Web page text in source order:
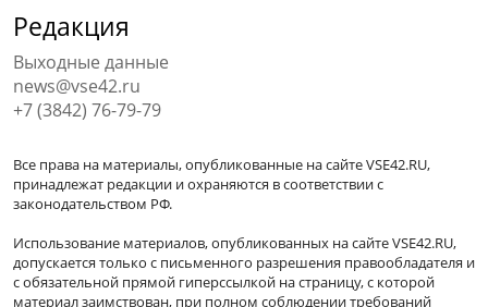
Редакция
Выходные данные
news@vse42.ru
+7 (3842) 76-79-79
Все права на материалы, опубликованные на сайте VSE42.RU,
принадлежат редакции и охраняются в соответствии с
законодательством РФ.
Использование материалов, опубликованных на сайте VSE42.RU,
допускается только с письменного разрешения правообладателя и
с обязательной прямой гиперссылкой на страницу, с которой
материал заимствован, при полном соблюдении требований